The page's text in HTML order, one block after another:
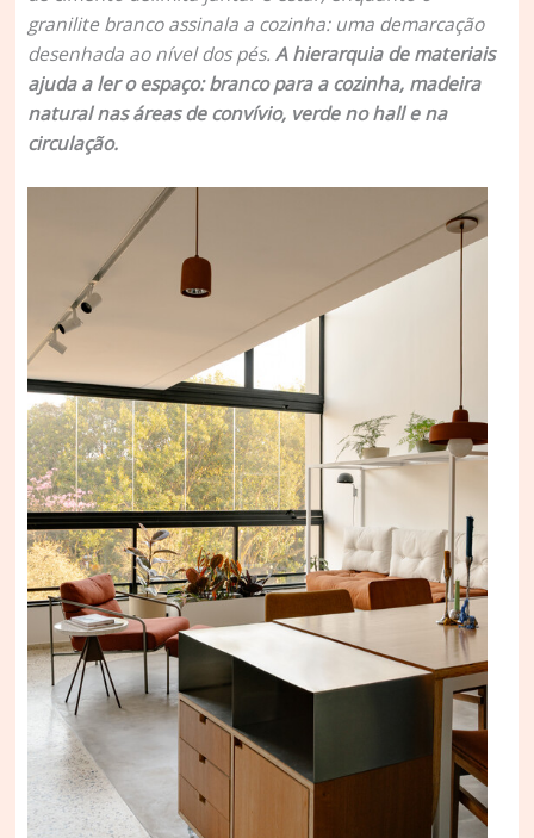
granilite branco assinala a cozinha: uma demarcação
desenhada ao nível dos pés.A hierarquia de materiais
ajuda a ler o espaço: branco para a cozinha, madeira
natural nas áreas de convívio, verde no hall e na
circulação.